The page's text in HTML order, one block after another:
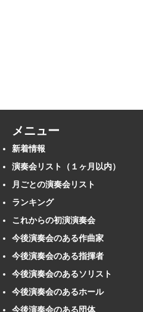
メニュー
新着情報
演奏会リスト（１ヶ月以内）
月ごとの演奏会リスト
ランキング
これからの初演演奏会
今後演奏会のある作曲家
今後演奏会のある指揮者
今後演奏会のあるソリスト
今後演奏会のあるホール
今後演奏会のある団体